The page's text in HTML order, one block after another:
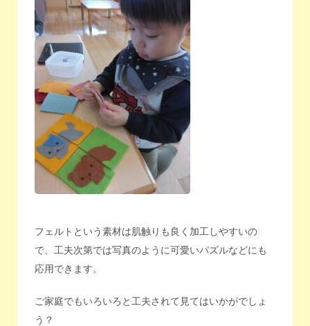
フェルトという素材は肌触りも良く加工しやすいの
で、工夫次第では写真のように可愛いパズルなどにも
応用できます。
ご家庭でもいろいろと工夫されて見てはいかがでしょ
う？